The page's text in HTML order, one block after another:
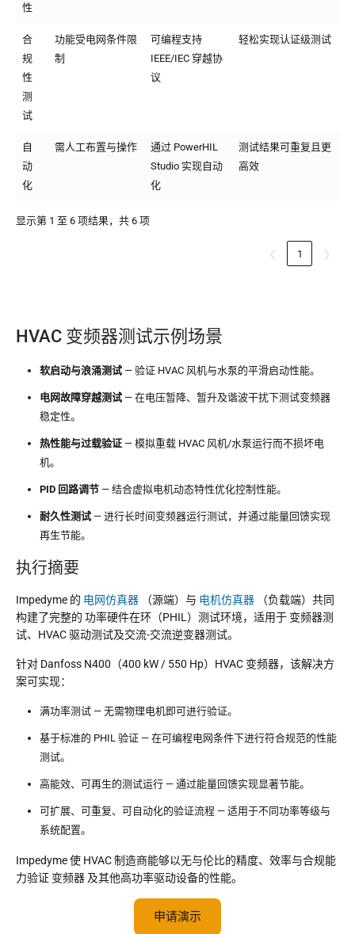
性
合
规
性
测
试
功能受电网条件限
制
可编程支持
IEEE/IEC 穿越协
议
轻松实现认证级测试
自
动
化
需人工布置与操作
通过 PowerHIL
Studio 实现自动
化
测试结果可重复且更
高效
显示第 1 至 6 项结果，共 6 项
1
HVAC 变频器测试示例场景
软启动与浪涌测试 — 验证 HVAC 风机与水泵的平滑启动性能。
电网故障穿越测试 — 在电压暂降、暂升及谐波干扰下测试变频器
稳定性。
热性能与过载验证 — 模拟重载 HVAC 风机/水泵运行而不损坏电
机。
PID 回路调节 — 结合虚拟电机动态特性优化控制性能。
耐久性测试 — 进行长时间变频器运行测试，并通过能量回馈实现
再生节能。
执行摘要
Impedyme 的 电网仿真器 （源端）与 电机仿真器 （负载端）共同
构建了完整的 功率硬件在环（PHIL）测试环境，适用于 变频器测
试、HVAC 驱动测试及交流-交流逆变器测试。
针对 Danfoss N400（400 kW / 550 Hp）HVAC 变频器，该解决方
案可实现：
满功率测试 — 无需物理电机即可进行验证。
基于标准的 PHIL 验证 — 在可编程电网条件下进行符合规范的性能
测试。
高能效、可再生的测试运行 — 通过能量回馈实现显著节能。
可扩展、可重复、可自动化的验证流程 — 适用于不同功率等级与
系统配置。
Impedyme 使 HVAC 制造商能够以无与伦比的精度、效率与合规能
力验证 变频器 及其他高功率驱动设备的性能。
申请演示